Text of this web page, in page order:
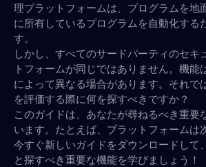
理プラットフォームは、プログラムを地
に所有しているプログラムを自動化する
す。
しかし、すべてのサードパーティのセキ
トフォームが同じではありません。機能
によって異なる場合があります。それで
を評価する際に何を探すべきですか？
このガイドは、あなたが尋ねるべき重要
います。たとえば、プラットフォームは
今すぐ新しいガイドをダウンロードして
と探すべき重要な機能を学びましょう！